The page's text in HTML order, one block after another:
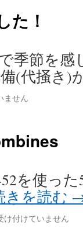
た！
季節を感
備(代掻き
ません
を使った
きを読む
け付けていません